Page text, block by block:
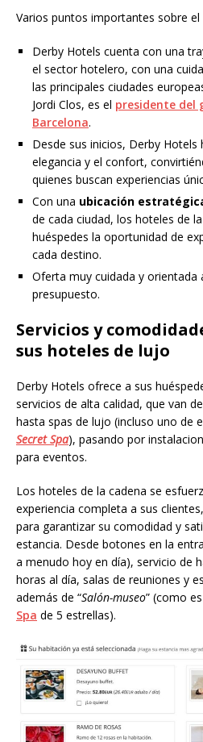
Varios puntos importantes sobre
Derby Hotels cuenta con una
el sector hotelero, con una
las principales ciudades
Jordi Clos, es el presidente del
Barcelona.
Desde sus inicios, Derby
elegancia y el confort,
quienes buscan experiencias
Con una ubicación
de cada ciudad, los hoteles de
huéspedes la oportunidad de
cada destino.
Oferta muy cuidada y orientada
presupuesto.
Servicios y
sus hoteles de lujo
Derby Hotels ofrece a sus
servicios de alta calidad, que van
hasta spas de lujo (incluso uno de
Secret Spa), pasando por
para eventos.
Los hoteles de la cadena se
experiencia completa a sus
para garantizar su comodidad y
estancia. Desde botones en la
a menudo hoy en día), servicio de
horas al día, salas de reuniones y
además de “Salón-museo” (como
Spa de 5 estrellas).